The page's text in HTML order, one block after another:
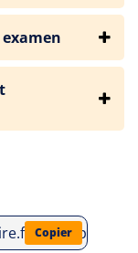
index.php/
Copier